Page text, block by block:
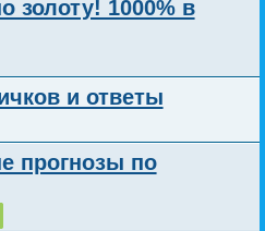
золоту! 1000% в
и ответы
прогнозы по